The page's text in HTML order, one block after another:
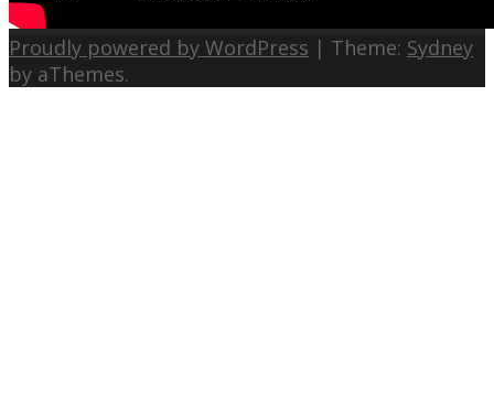
Proudly powered by WordPress | Theme: Sydney
by aThemes.